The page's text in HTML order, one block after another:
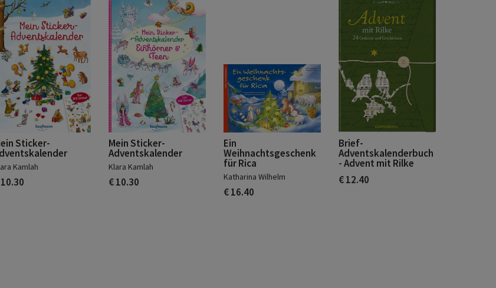
Sticker-
Kamlah
Mein Sticker-
Adventskalender
Klara Kamlah
€ 10.30
Ein
Weihnachtsgeschenk
für Rica
Katharina Wilhelm
€ 16.40
Brief-
Adventskalenderbuch
- Advent mit Rilke
€ 12.40